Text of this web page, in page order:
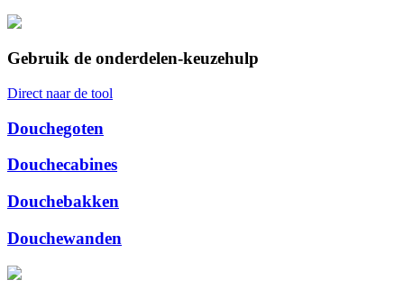
Gebruik de onderdelen-keuzehulp
Direct naar de tool
Douchegoten
Douchecabines
Douchebakken
Douchewanden